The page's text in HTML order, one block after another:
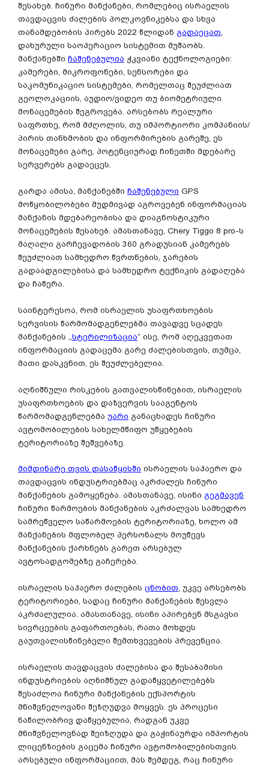
შესახებ. ჩინური მანქანები, რომლებიც ისრაელის
თავდაცვის ძალების პოლკოვნიკებსა და სხვა
თანამდებობის პირებს 2022 წლიდან გადაეცათ
დახურული საოპერაციო სისტემით მუშაობს.
მანქანებში ჩაშენებულია ჭკვიანი ტექნოლოგიები:
კამერები, მიკროფონები, სენსორები და
საკომუნიკაციო სისტემები, რომელთაც შეუძლიათ
გეოლოკაციის, აუდიო/ვიდეო თუ ბიომეტრიული
მონაცემების შეგროვება. არსებობს რეალური
საფრთხე, რომ მძღოლის, თუ იმპორტიორი კომპანიის/
პირის თანხმობის და ინფორმირების გარეშე, ეს
მონაცემები გარე, პოტენციურად ჩინეთში მდებარე
სერვერებს გადაეცეს.
გარდა ამისა, მანქანებში ჩაშენებული GPS
მოწყობილობები მუდმივად აგროვებენ ინფორმაციას
მანქანის მდებარეობისა და დიაგნოსტიკური
მონაცემების შესახებ. ამასთანავე, Chery Tiggo 8 pro-ს
მაღალი გარჩევადობის 360 გრადუსიან კამერებს
შეუძლიათ სამხედრო წვრთნების, ჯარების
გადაადგილებისა და სამხედრო ტექნიკის გადაღება
და ჩაწერა.
საინტერესოა, რომ ისრაელის უსაფრთხოების
სერვისის წარმომადგენლებმა თავადვე სცადეს
მანქანების ,, სტერილიზაცია” ისე, რომ აღეკვეთათ
ინფორმაციის გადაცემა გარე ძალებისთვის, თუმცა,
მათი დასკვნით, ეს შეუძლებელია.
აღნიშნული რისკების გათვალისწინებით, ისრაელის
უსაფრთხოების და დაზვერვის სააგენტოს
წარმომადგენლებმა უარი განაცხადეს ჩინური
ავტომობილების სახელმწიფო უწყებების
ტერიტორიაზე შეშვებაზე.
მიმდინარე თვის დასაწყისში ისრაელის საჰაერო და
თავდაცვის ინდუსტრიებმაც აკრძალეს ჩინური
მანქანების გამოყენება. ამასთანავე, ისინი გეგმავენ
ჩინური წარმოების მანქანების აკრძალვას სამხედრო
სამრეწველო საწარმოების ტერიტორიაზე, ხოლო ამ
მანქანების მფლობელ პერსონალს მოუწევს
მანქანების ქარხნებს გარეთ არსებულ
ავტოსადგომებზე გაჩერება.
ისრაელის საჰაერო ძალების ცნობით, უკვე არსებობს
ტერიტორიები, სადაც ჩინური მანქანების შესვლა
აკრძალულია. ამასთანავე, ისინი აპირებენ მსგავსი
სივრცეების გაფართოებას, რათა მოხდეს
გაუთვალისწინებელი შემთხვევების პრევენცია.
ისრაელის თავდაცვის ძალებისა და შესაბამისი
ინდუსტრიების აღნიშნულ გადაწყვეტილებებს
შესაძლოა ჩინური მანქანების ექსპორტის
მნიშვნელოვანი შეზღუდვა მოყვეს. ეს პროცესი
ნაწილობრივ დაწყებულია, რადგან უკვე
მნიშვნელოვნად შეიზღუდა და გაჭინაურდა იმპორტის
ლიცენზიების გაცემა ჩინური ავტომობილებისთვის.
არსებული ინფორმაციით, მას შემდეგ, რაც ჩინური